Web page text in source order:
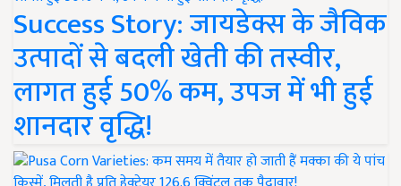
Success Story: जायडेक्स के जैविक
उत्पादों से बदली खेती की तस्वीर,
लागत हुई 50% कम, उपज में भी हुई
शानदार वृद्धि!